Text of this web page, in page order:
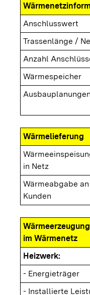
Anschlusswert
Trassenlänge /
Anzahl
Wärmespeicher
Ausbauplanungen
Wärmelieferung
in Netz
Wärmeabgabe an
Kunden
im Wärmenetz
Heizwerk:
- Energieträger
- Installierte